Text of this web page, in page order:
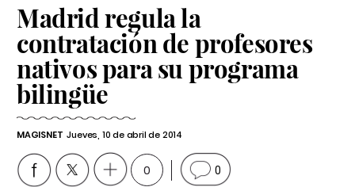
Madrid regula la
contratación de profesores
nativos para su programa
bilingüe
MAGISNET Jueves, 10 de abril de 2014
0 0